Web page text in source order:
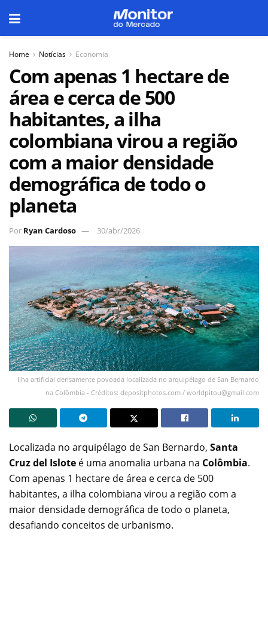
Home Notícias Economia
Com apenas 1 hectare de
área e cerca de 500
habitantes, a ilha
colombiana virou a região
com a maior densidade
demográfica de todo o
planeta
Por Ryan Cardoso 30/abr/2026
Ilha artificial densamente povoada localizada no arquipélago de San Bernardo
na Colômbia - Créditos: depositphotos.com / worldpitou@gmail.com
Localizada no arquipélago de San Bernardo, Santa
Cruz del Islote é uma anomalia urbana na Colômbia.
Com apenas 1 hectare de área e cerca de 500
habitantes, a ilha colombiana virou a região com a
maior densidade demográfica de todo o planeta,
desafiando conceitos de urbanismo.